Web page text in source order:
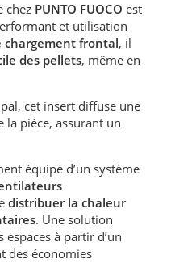
chez PUNTO FUOCO est
et utilisation
chargement frontal, il
des pellets, même en
cet insert diffuse une
la pièce, assurant un
équipé d’un système
distribuer la chaleur
. Une solution
à partir d’un
des économies